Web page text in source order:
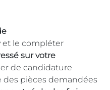
et le compléter
sur votre
de candidature
des pièces demandées